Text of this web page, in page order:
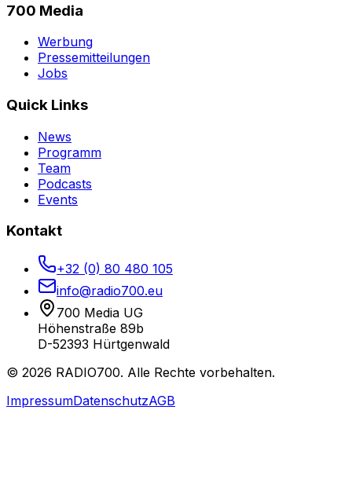
700 Media
Werbung
Pressemitteilungen
Jobs
Quick Links
News
Programm
Team
Podcasts
Events
Kontakt
+32 (0) 80 480 105
info@radio700.eu
700 Media UG
Höhenstraße 89b
D-52393 Hürtgenwald
© 2026 RADIO700. Alle Rechte vorbehalten.
ImpressumDatenschutzAGB